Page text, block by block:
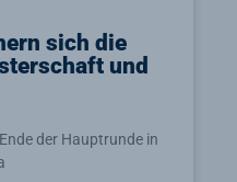
sich die
und
der Hauptrunde in